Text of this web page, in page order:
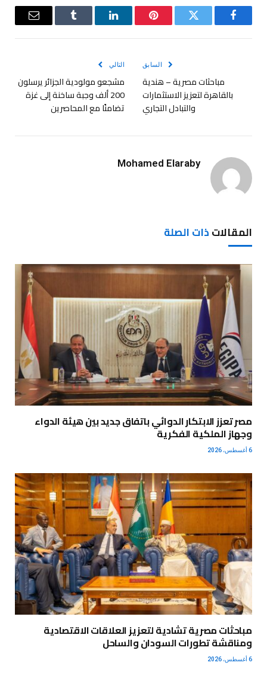
فيسبوك تويتر بينتيريستلينكدإن Tumblr
البريد
السابق
مباحثات مصرية – هندية
بالقاهرة لتعزيز الاستثمارات
والتبادل التجاري
التالي
مشجعو مولودية الجزائر يرسلون
200 ألف وجبة ساخنة إلى غزة
تضامنًا مع المحاصرين
Mohamed Elaraby
المقالاتذات الصلة
مصر تعزز الابتكار الدوائي باتفاق جديد بين هيئة الدواء
وجهاز الملكية الفكرية
6 أغسطس، 2026
مباحثات مصرية تشادية لتعزيز العلاقات الاقتصادية
ومناقشة تطورات السودان والساحل
6 أغسطس، 2026